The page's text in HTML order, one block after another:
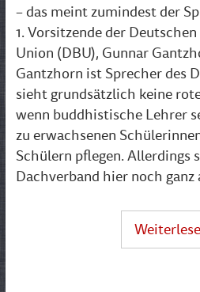
– das meint zumindest der
1. Vorsitzende der
Union (DBU), Gunnar
Gantzhorn ist Sprecher des
sieht grundsätzlich keine
wenn buddhistische Lehrer
zu erwachsenen
Schülern pflegen. Allerdings
Dachverband hier noch ganz